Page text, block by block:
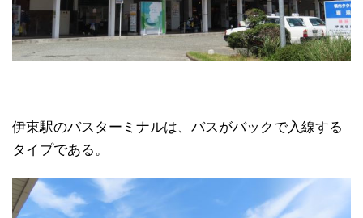
伊東駅のバスターミナルは、バスがバックで入線する
タイプである。